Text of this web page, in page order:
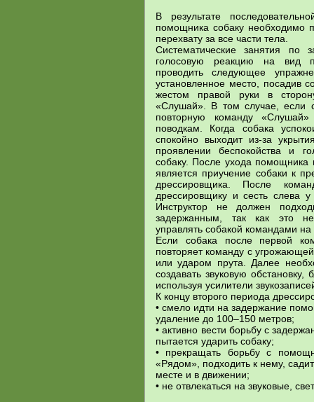
В результате
помощника собаку необходимо
перехвату за все части тела.
Систематические занятия по
голосовую реакцию на вид
проводить следующее
установленное место, посадив
жестом правой руки в
«Слушай». В том случае, если
повторную команду
поводкам. Когда собака
спокойно выходит из-за
проявлении беспокойства и
собаку. После ухода помощника
является приучение собаки к
дрессировщика. После
дрессировщику и сесть слева
Инструктор не должен
задержанным, так как это
управлять собакой командами
Если собака после первой
повторяет команду с
или ударом прута. Далее
создавать звуковую
используя усилители
К концу второго периода
• смело идти на задержание
удаление до 100–150 метров;
• активно вести борьбу с
пытается ударить собаку;
• прекращать борьбу с
«Рядом», подходить к нему,
месте и в движении;
• не отвлекаться на звуковые,